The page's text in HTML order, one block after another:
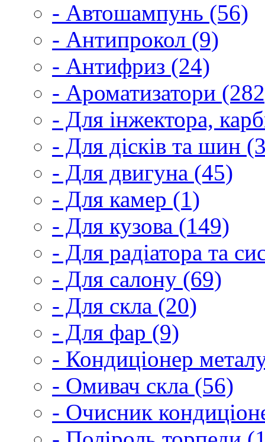
- Автошампунь (56)
- Антипрокол (9)
- Антифриз (24)
- Ароматизатори
- Для інжектора,
- Для дісків та шин
- Для двигуна (45)
- Для камер (1)
- Для кузова (149)
- Для радіатора та
- Для салону (69)
- Для скла (20)
- Для фар (9)
- Кондиціонер
- Омивач скла (56)
- Очисник